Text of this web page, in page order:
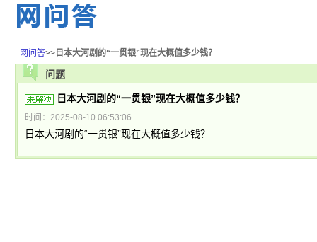
网问答>> 日本大河剧的“一贯银”现在大概值多少钱？
问题
日本大河剧的“一贯银”现在大概值多少钱？
时间：2025-08-10 06:53:06
日本大河剧的“一贯银”现在大概值多少钱？